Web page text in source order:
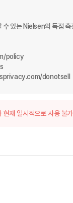
있는 Nielsen의 독점
policy
donotsell
현재 일시적으로 사용 불